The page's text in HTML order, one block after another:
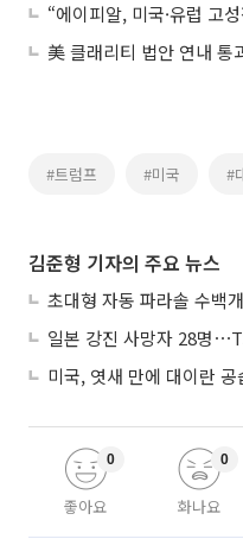
“에이피알, 미국·유럽 고
#트럼프 #미국 #
김준형 기자의 주요 뉴스
미국, 엿새 만에 대이란
좋아요
0
화나요
0